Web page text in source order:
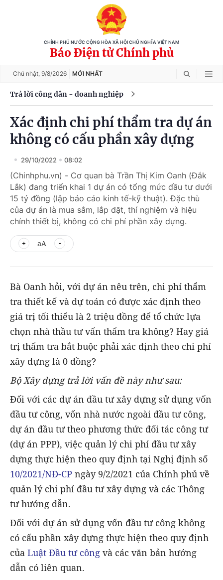
CHÍNH PHỦ NƯỚC CỘNG HÒA XÃ HỘI CHỦ NGHĨA VIỆT NAM
Báo Điện tử Chính phủ
Chủ nhật, 9/8/2026 MỚI NHẤT
Trả lời công dân - doanh nghiệp
Xác định chi phí thẩm tra dự án
không có cấu phần xây dựng
29/10/2022 08:02
(Chinhphu.vn) - Cơ quan bà Trần Thị Kim Oanh (Đắk
Lắk) đang triển khai 1 dự án có tổng mức đầu tư dưới
15 tỷ đồng (lập báo cáo kinh tế-kỹ thuật). Đặc thù
của dự án là mua sắm, lắp đặt, thí nghiệm và hiệu
chỉnh thiết bị, không có chi phí phần xây dựng.
aA
Bà Oanh hỏi, với dự án nêu trên, chi phí thẩm
tra thiết kế và dự toán có được xác định theo
giá trị tối thiểu là 2 triệu đồng để tổ chức lựa
chọn nhà thầu tư vấn thẩm tra không? Hay giá
trị thẩm tra bắt buộc phải xác định theo chi phí
xây dựng là 0 đồng?
Bộ Xây dựng trả lời vấn đề này như sau:
Đối với các dự án đầu tư xây dựng sử dụng vốn
đầu tư công, vốn nhà nước ngoài đầu tư công,
dự án đầu tư theo phương thức đối tác công tư
(dự án PPP), việc quản lý chi phí đầu tư xây
dựng thực hiện theo quy định tại Nghị định số
10/2021/NĐ-CP ngày 9/2/2021 của Chính phủ về
quản lý chi phí đầu tư xây dựng và các Thông
tư hướng dẫn.
Đối với dự án sử dụng vốn đầu tư công không
có cấu phần xây dựng thực hiện theo quy định
của Luật Đầu tư công và các văn bản hướng
dẫn có liên quan.